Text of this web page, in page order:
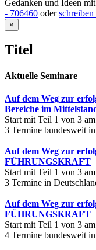
Gedanken und Ideen
- 706460 oder
Close
product
view
×
Titel
Aktuelle Seminare
Auf dem Weg zur
Bereiche im
Start mit Teil 1 von 3 am
3 Termine bundesweit
Auf dem Weg zur
FÜHRUNGSKRAFT
Start mit Teil 1 von 3 am
3 Termine in
Auf dem Weg zur
FÜHRUNGSKRAFT
Start mit Teil 1 von 3 am
4 Termine bundesweit